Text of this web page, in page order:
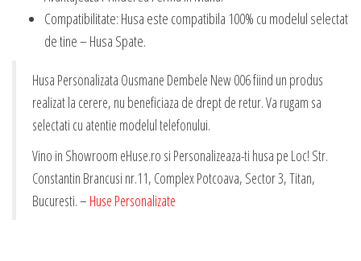
Compatibilitate: Husa este compatibila 100% cu modelul selectat
de tine – Husa Spate.
Husa Personalizata Ousmane Dembele New 006 fiind un produs
realizat la cerere, nu beneficiaza de drept de retur. Va rugam sa
selectati cu atentie modelul telefonului.
Vino in Showroom eHuse.ro si Personalizeaza-ti husa pe Loc! Str.
Constantin Brancusi nr.11, Complex Potcoava, Sector 3, Titan,
Bucuresti. – Huse Personalizate